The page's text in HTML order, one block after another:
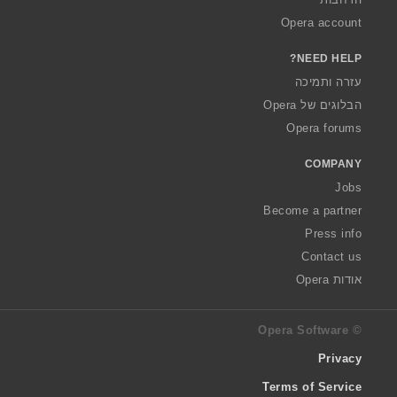
Opera account
NEED HELP?
עזרה ותמיכה
הבלוגים של Opera
Opera forums
COMPANY
Jobs
Become a partner
Press info
Contact us
אודות Opera
© Opera Software
Privacy
Terms of Service